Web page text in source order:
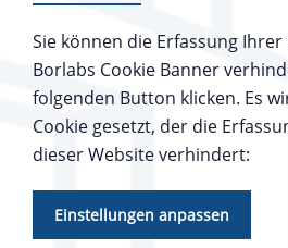
Sie können die Erfassung
Borlabs Cookie Banner
folgenden Button klicken. Es
Cookie gesetzt, der die
dieser Website verhindert:
Einstellungen anpassen